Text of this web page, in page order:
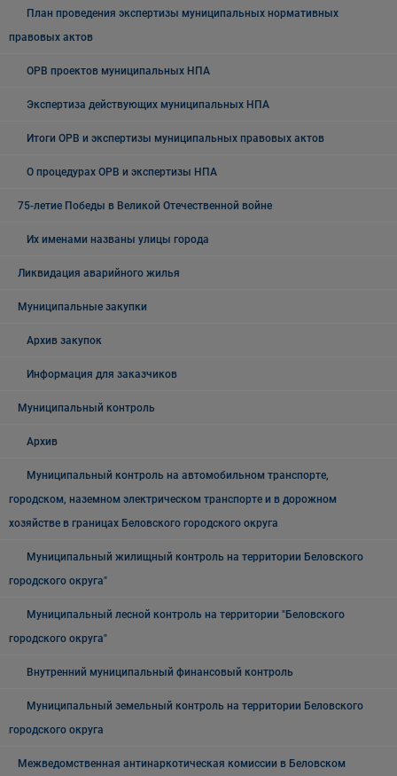
План проведения экспертизы муниципальных нормативных
правовых актов
ОРВ проектов муниципальных НПА
Экспертиза действующих муниципальных НПА
Итоги ОРВ и экспертизы муниципальных правовых актов
О процедурах ОРВ и экспертизы НПА
75-летие Победы в Великой Отечественной войне
Их именами названы улицы города
Ликвидация аварийного жилья
Муниципальные закупки
Архив закупок
Информация для заказчиков
Муниципальный контроль
Архив
Муниципальный контроль на автомобильном транспорте,
городском, наземном электрическом транспорте и в дорожном
хозяйстве в границах Беловского городского округа
Муниципальный жилищный контроль на территории Беловского
городского округа"
Муниципальный лесной контроль на территории "Беловского
городского округа"
Внутренний муниципальный финансовый контроль
Муниципальный земельный контроль на территории Беловского
городского округа
Межведомственная антинаркотическая комиссии в Беловском